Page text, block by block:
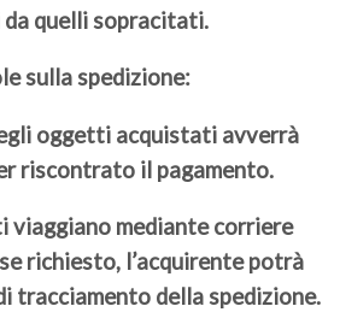
da quelli sopracitati.
sulla spedizione:
oggetti acquistati avverrà
riscontrato il pagamento.
viaggiano mediante corriere
richiesto, l’acquirente potrà
tracciamento della spedizione.